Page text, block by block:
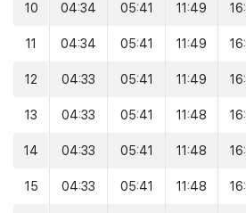
10 04:34 05:41 11:49
11 04:34 05:41 11:49
12 04:33 05:41 11:49
13 04:33 05:41 11:48
14 04:33 05:41 11:48
15 04:33 05:41 11:48